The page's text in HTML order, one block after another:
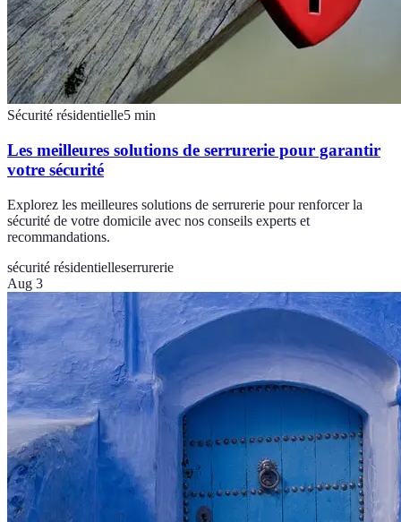
Sécurité résidentielle5 min
Les meilleures solutions de serrurerie pour garantir
votre sécurité
Explorez les meilleures solutions de serrurerie pour renforcer la
sécurité de votre domicile avec nos conseils experts et
recommandations.
sécurité résidentielleserrurerie
Aug 3